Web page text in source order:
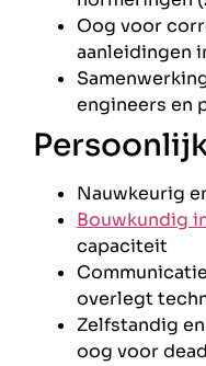
Oog voor
aanleidingen
engineers en
Nauwkeurig
Bouwkundig
capaciteit
overlegt
Zelfstandig
oog voor